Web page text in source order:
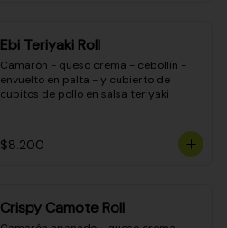
Ebi Teriyaki Roll
Camarón - queso crema - cebollín -
envuelto en palta - y cubierto de
cubitos de pollo en salsa teriyaki
$8.200
Crispy Camote Roll